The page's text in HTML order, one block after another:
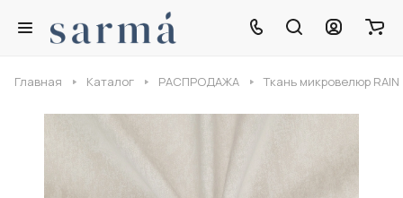
Главная Каталог РАСПРОДАЖА Ткань микровелюр RAIN